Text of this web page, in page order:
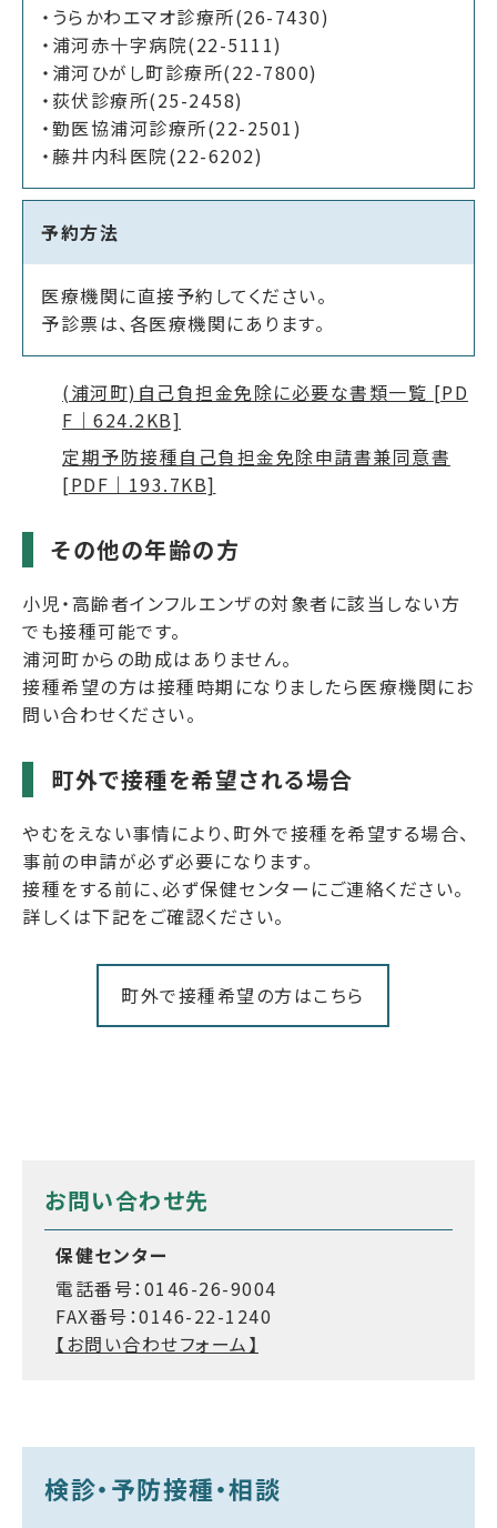
・うらかわエマオ診療所(26-7430)
・浦河赤十字病院(22-5111)
・浦河ひがし町診療所(22-7800)
・荻伏診療所(25-2458)
・勤医協浦河診療所(22-2501)
・藤井内科医院(22-6202)
予約方法
医療機関に直接予約してください。
予診票は、各医療機関にあります。
(浦河町)自己負担金免除に必要な書類一覧 [PD
F｜624.2KB]
定期予防接種自己負担金免除申請書兼同意書
[PDF｜193.7KB]
その他の年齢の方
小児・高齢者インフルエンザの対象者に該当しない方
でも接種可能です。
浦河町からの助成はありません。
接種希望の方は接種時期になりましたら医療機関にお
問い合わせください。
町外で接種を希望される場合
やむをえない事情により、町外で接種を希望する場合、
事前の申請が必ず必要になります。
接種をする前に、必ず保健センターにご連絡ください。
詳しくは下記をご確認ください。
町外で接種希望の方はこちら
お問い合わせ先
保健センター
電話番号：0146-26-9004
FAX番号：0146-22-1240
【お問い合わせフォーム】
検診・予防接種・相談